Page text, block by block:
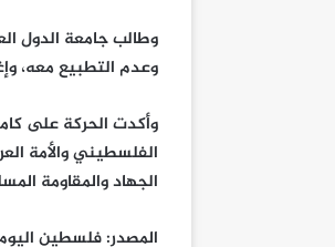
وطالب جامعة الدول
وعدم التطبيع معه،
وأكدت الحركة على
الفلسطيني والأمة
الجهاد والمقاومة
المصدر: فلسطين